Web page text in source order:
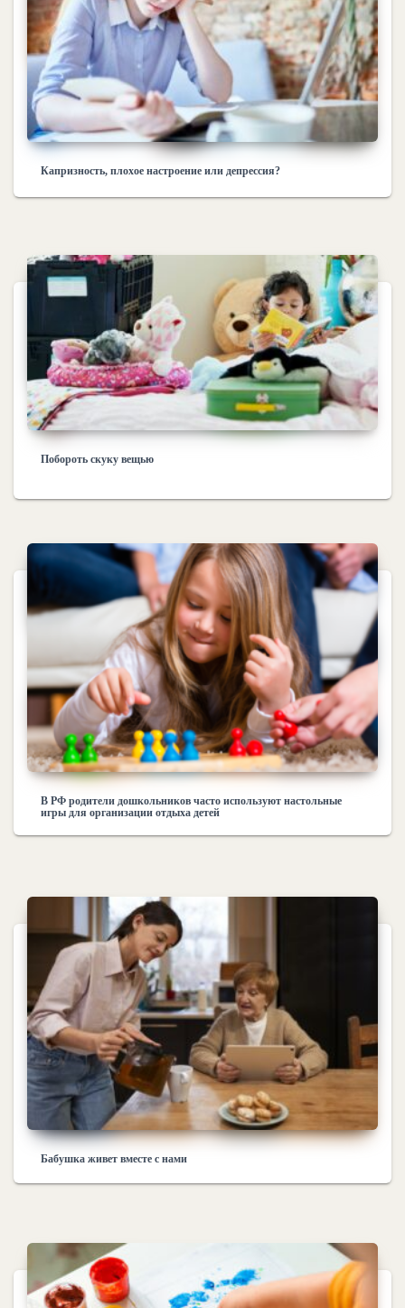
Капризность, плохое настроение или депрессия?
Побороть скуку вещью
В РФ родители дошкольников часто используют настольные
игры для организации отдыха детей
Бабушка живет вместе с нами